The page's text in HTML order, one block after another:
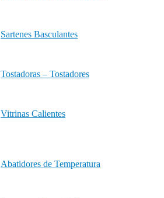
Sartenes Basculantes
Tostadoras – Tostadores
Vitrinas Calientes
Abatidores de Temperatura